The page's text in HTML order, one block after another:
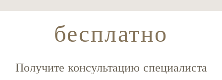
бесплатно
Получите консультацию специалиста